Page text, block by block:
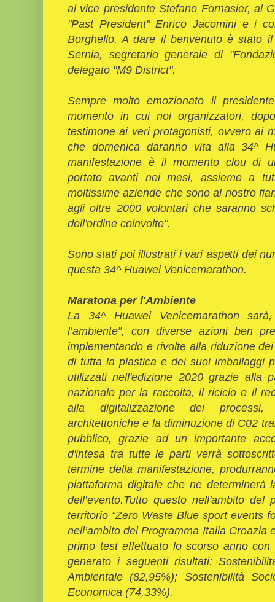
al vice presidente Stefano Fornasier, al
"Past President" Enrico Jacomini e i
Borghello. A dare il benvenuto è stato
Sernia, segretario generale di
delegato "M9 District".
Sempre molto emozionato il
momento in cui noi organizzatori,
testimone ai veri protagonisti, ovvero ai
che domenica daranno vita alla 34^
manifestazione è il momento clou di
portato avanti nei mesi, assieme a
moltissime aziende che sono al nostro
agli oltre 2000 volontari che saranno
dell'ordine coinvolte".
Sono stati poi illustrati i vari aspetti dei
questa 34^ Huawei Venicemarathon.
Maratona per l'Ambiente
La 34^ Huawei Venicemarathon
l’ambiente”, con diverse azioni ben
implementando e rivolte alla riduzione
di tutta la plastica e dei suoi imballaggi
utilizzati nell'edizione 2020 grazie alla
nazionale per la raccolta, il riciclo e il
alla digitalizzazione dei processi,
architettoniche e la diminuzione di C02
pubblico, grazie ad un importante
d'intesa tra tutte le parti verrà
termine della manifestazione,
piattaforma digitale che ne determinerà
dell’evento.Tutto questo nell'ambito
territorio “Zero Waste Blue sport events
nell’ambito del Programma Italia Croazia
primo test effettuato lo scorso anno
generato i seguenti risultati:
Ambientale (82,95%); Sostenibilità
Economica (74,33%).